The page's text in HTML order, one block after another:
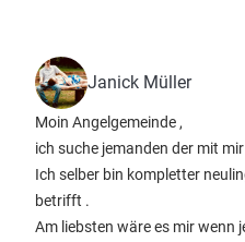
Janick Müller
Moin Angelgemeinde ,
ich suche jemanden der mit
Ich selber bin kompletter
betrifft .
Am liebsten wäre es mir wenn